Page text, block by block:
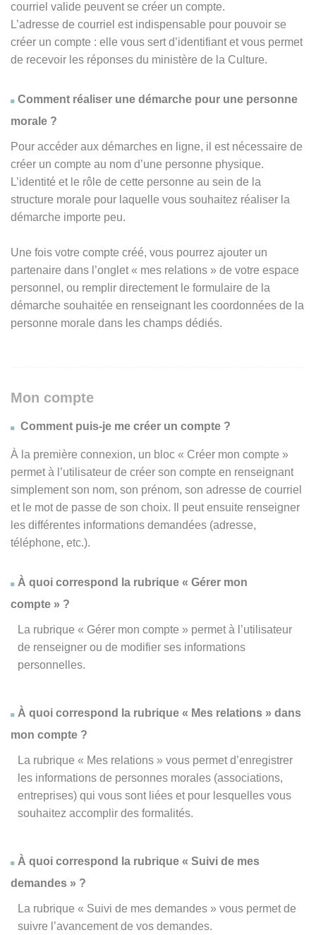
courriel valide peuvent se créer un compte.
L’adresse de courriel est indispensable pour pouvoir se
créer un compte : elle vous sert d’identifiant et vous permet
de recevoir les réponses du ministère de la Culture.
Comment réaliser une démarche pour une personne
morale ?
Pour accéder aux démarches en ligne, il est nécessaire de
créer un compte au nom d’une personne physique.
L’identité et le rôle de cette personne au sein de la
structure morale pour laquelle vous souhaitez réaliser la
démarche importe peu.
Une fois votre compte créé, vous pourrez ajouter un
partenaire dans l’onglet « mes relations » de votre espace
personnel, ou remplir directement le formulaire de la
démarche souhaitée en renseignant les coordonnées de la
personne morale dans les champs dédiés.
Mon compte
Comment puis-je me créer un compte ?
À la première connexion, un bloc « Créer mon compte »
permet à l’utilisateur de créer son compte en renseignant
simplement son nom, son prénom, son adresse de courriel
et le mot de passe de son choix. Il peut ensuite renseigner
les différentes informations demandées (adresse,
téléphone, etc.).
À quoi correspond la rubrique « Gérer mon
compte » ?
La rubrique « Gérer mon compte » permet à l’utilisateur
de renseigner ou de modifier ses informations
personnelles.
À quoi correspond la rubrique « Mes relations » dans
mon compte ?
La rubrique « Mes relations » vous permet d’enregistrer
les informations de personnes morales (associations,
entreprises) qui vous sont liées et pour lesquelles vous
souhaitez accomplir des formalités.
À quoi correspond la rubrique « Suivi de mes
demandes » ?
La rubrique « Suivi de mes demandes » vous permet de
suivre l’avancement de vos demandes.